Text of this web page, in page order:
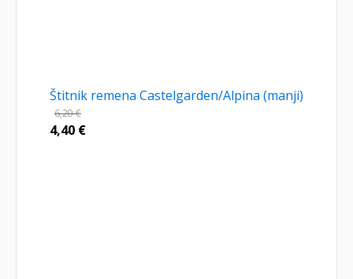
Štitnik remena Castelgarden/Alpina (manji)
6,20€
4,40 €